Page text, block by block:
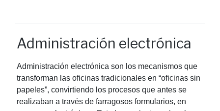
Administración electrónica
Administración electrónica son los mecanismos que
transforman las oficinas tradicionales en “oficinas sin
papeles”, convirtiendo los procesos que antes se
realizaban a través de farragosos formularios, en